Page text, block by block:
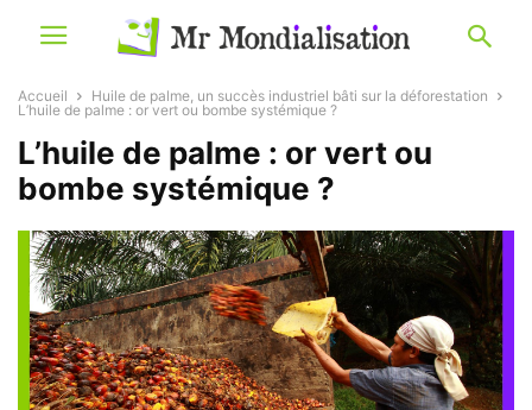
Accueil
Huile de palme, un succès industriel bâti sur la déforestation
L’huile de palme : or vert ou bombe systémique ?
L’huile de palme : or vert ou
bombe systémique ?